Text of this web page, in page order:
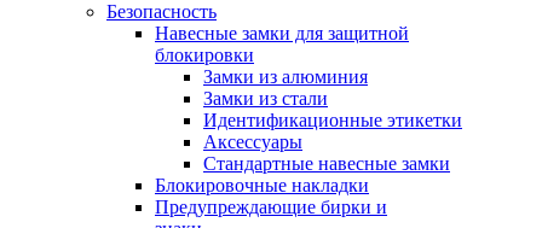
Безопасность
Навесные замки для защитной
блокировки
Замки из алюминия
Замки из стали
Идентификационные этикетки
Аксессуары
Стандартные навесные замки
Блокировочные накладки
Предупреждающие бирки и